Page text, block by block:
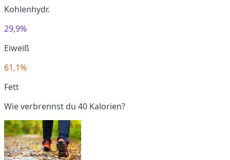
Kohlenhydr.
29,9%
Eiweiß
61,1%
Fett
Wie verbrennst du 40 Kalorien?